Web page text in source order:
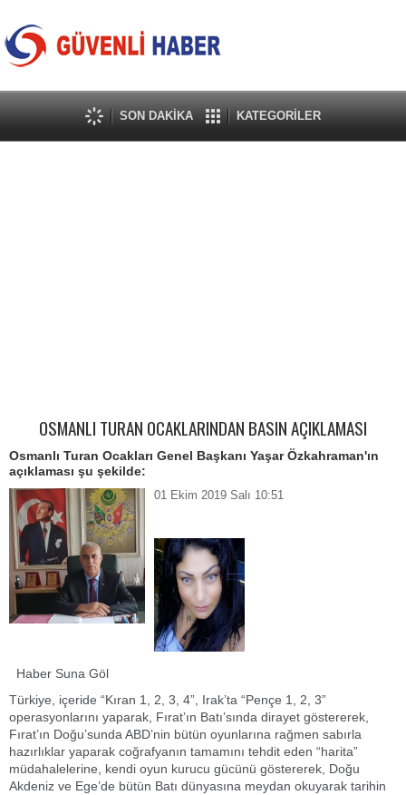
SON DAKİKA KATEGORİLER
OSMANLI TURAN OCAKLARINDAN BASIN AÇIKLAMASI
Osmanlı Turan Ocakları Genel Başkanı Yaşar Özkahraman'ın
açıklaması şu şekilde:
01 Ekim 2019 Salı 10:51
Haber Suna Göl
Türkiye, içeride “Kıran 1, 2, 3, 4”, Irak’ta “Pençe 1, 2, 3”
operasyonlarını yaparak, Fırat’ın Batı’sında dirayet göstererek,
Fırat’ın Doğu’sunda ABD’nin bütün oyunlarına rağmen sabırla
hazırlıklar yaparak coğrafyanın tamamını tehdit eden “harita”
müdahalelerine, kendi oyun kurucu gücünü göstererek, Doğu
Akdeniz ve Ege’de bütün Batı dünyasına meydan okuyarak tarihin